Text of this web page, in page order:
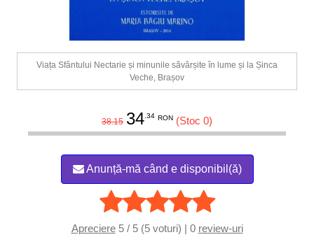
Viața Sfântului Nectarie și minunile săvârșite în lume și la Șinca
Veche, Brașov
38.15 34.34 RON (Stoc 0)
Anunță-mă când e disponibil(ă)
Apreciere5 / 5 (5 voturi) | 0 review-uri